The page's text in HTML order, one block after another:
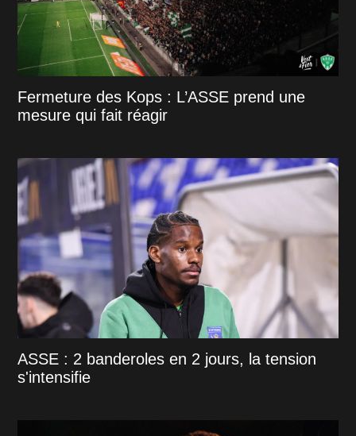
Fermeture des Kops : L’ASSE prend une
mesure qui fait réagir
ASSE : 2 banderoles en 2 jours, la tension
s'intensifie